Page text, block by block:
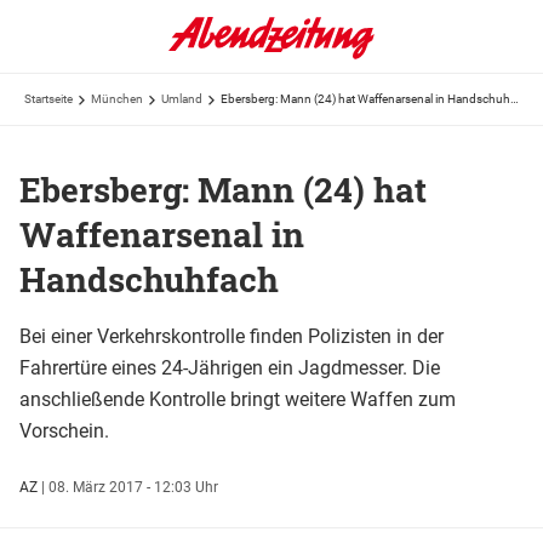
Startseite München Umland
Ebersberg: Mann (24) hat
Waffenarsenal in
Handschuhfach
Bei einer Verkehrskontrolle finden Polizisten in der
Fahrertüre eines 24-Jährigen ein Jagdmesser. Die
anschließende Kontrolle bringt weitere Waffen zum
Vorschein.
AZ | 08. März 2017 - 12:03 Uhr